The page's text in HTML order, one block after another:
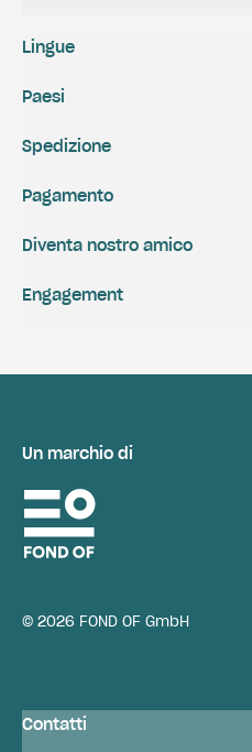
Spedizione
Pagamento
Engagement
Diventa nostro amico
Lingue
Paesi
Un marchio di
© 2026 FOND OF GmbH
Contatti